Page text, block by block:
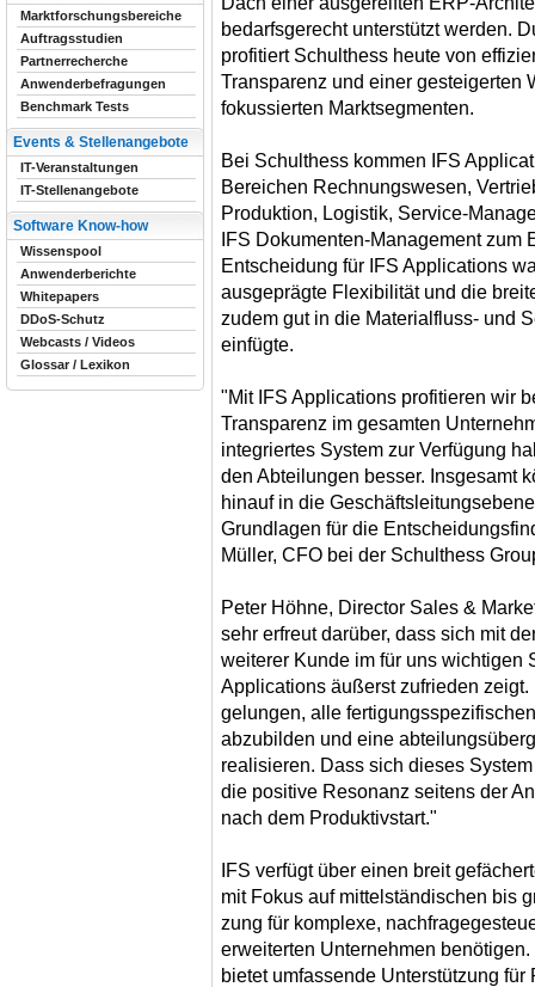
bedarfsgerecht unterstützt werden.
profitiert Schulthess heute von
Transparenz und einer gesteigerten
fokussierten Marktsegmenten.
Bei Schulthess kommen IFS
Bereichen Rechnungswesen,
Produktion, Logistik, Service-
IFS Dokumenten-Management
Entscheidung für IFS Applications
ausgeprägte Flexibilität und die
zudem gut in die Materialfluss- und
einfügte.
"Mit IFS Applications profitieren wir
Transparenz im gesamten
integriertes System zur Verfügung
den Abteilungen besser. Insgesamt
hinauf in die
Grundlagen für die
Müller, CFO bei der Schulthess
Peter Höhne, Director Sales &
sehr erfreut darüber, dass sich mit
weiterer Kunde im für uns wichtigen
Applications äußerst zufrieden
gelungen, alle
abzubilden und eine
realisieren. Dass sich dieses
die positive Resonanz seitens der
nach dem Produktivstart."
IFS verfügt über einen breit
mit Fokus auf mittelständischen bis
zung für komplexe,
erweiterten Unternehmen
bietet umfassende Unterstützung
Marktforschungsbereiche
Auftragsstudien
Partnerrecherche
Anwenderbefragungen
Benchmark Tests
Events & Stellenangebote
IT-Veranstaltungen
IT-Stellenangebote
Software Know-how
Wissenspool
Anwenderberichte
Whitepapers
DDoS-Schutz
Webcasts / Videos
Glossar / Lexikon